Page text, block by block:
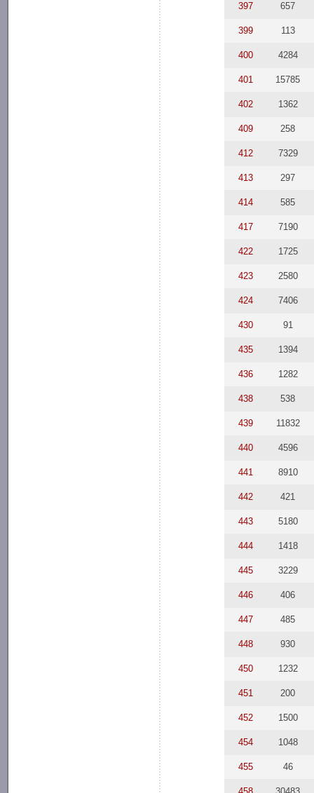
397 657
399 113
400 4284
401 15785
402 1362
409 258
412 7329
413 297
414 585
417 7190
422 1725
423 2580
424 7406
430 91
435 1394
436 1282
438 538
439 11832
440 4596
441 8910
442 421
443 5180
444 1418
445 3229
446 406
447 485
448 930
450 1232
451 200
452 1500
454 1048
455 46